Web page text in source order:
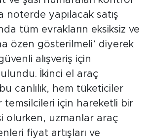
noterde yapılacak satış
tüm evrakların eksiksiz ve
özen gösterilmeli’ diyerek
alışveriş için
İkinci el araç
canlılık, hem tüketiciler
temsilcileri için hareketli bir
olurken, uzmanlar araç
fiyat artışları ve